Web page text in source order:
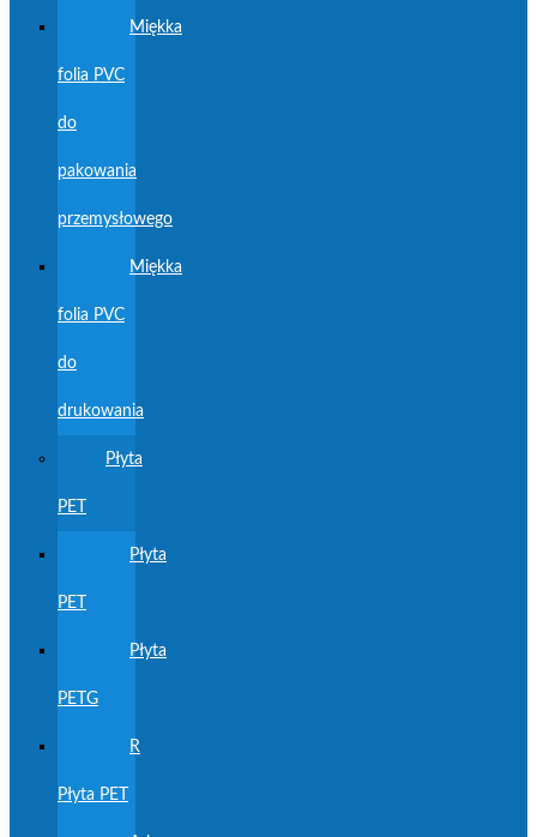
Miękka
folia PVC
do
pakowania
przemysłowego
Miękka
folia PVC
do
drukowania
Płyta
PET
Płyta
PET
Płyta
PETG
R
Płyta PET